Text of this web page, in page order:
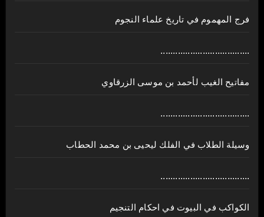
فرج المهموم في تاريخ علماء النجوم
....................................
مفاتيح الغيب لأحمد بن موسى الزرقاوي
....................................
وسيلة الطلاب في الفلك ليحيى بن محمد الحطاب
....................................
الكواكب في البيوت في احكام التنجيم